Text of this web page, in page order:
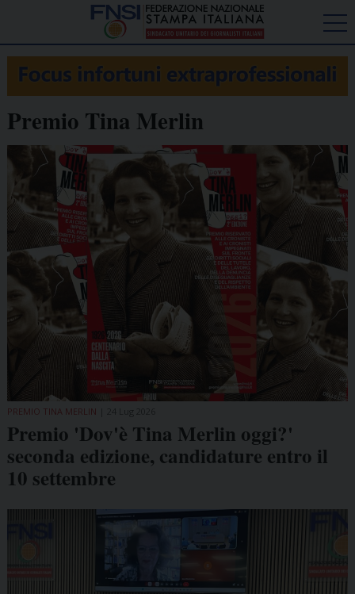
Premio Tina Merlin
PREMIO TINA MERLIN
Premio 'Dov'è Tina Merlin oggi?'
seconda edizione, candidature entro il
10 settembre